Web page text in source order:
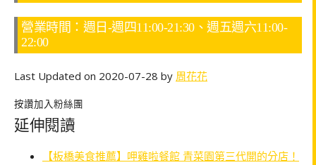
營業時間：週日-週四11:00-21:30、週五週六11:00-
22:00
Last Updated on 2020-07-28 by 周花花
按讚加入粉絲團
延伸閱讀
【板橋美食推薦】呷雞啦餐館 青菜園第三代開的分店！